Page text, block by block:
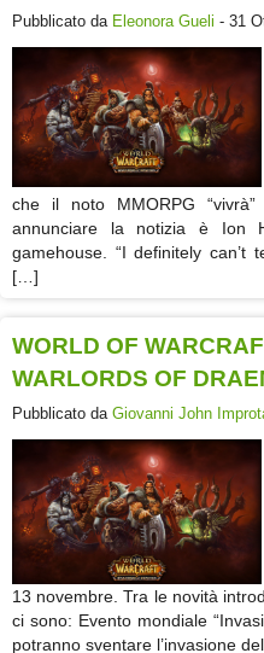
Pubblicato da Eleonora Gueli - 31
che il noto MMORPG
annunciare la notizia è Ion
gamehouse. “I definitely can’t
[…]
WORLD OF
WARLORDS OF
Pubblicato da Giovanni John
13 novembre. Tra le novità
ci sono: Evento mondiale
potranno sventare l’invasione